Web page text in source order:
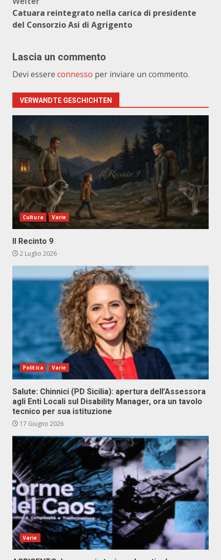
Catuara reintegrato nella carica di presidente
del Consorzio Asi di Agrigento
Lascia un commento
Devi essere connesso per inviare un commento.
VERWANDTE GESCHICHTEN
Cultura Varie
Il Recinto 9
2 Luglio 2026
Politica Varie
Salute: Chinnici (PD Sicilia): apertura dell’Assessora
agli Enti Locali sul Disability Manager, ora un tavolo
tecnico per sua istituzione
17 Giugno 2026
Varie